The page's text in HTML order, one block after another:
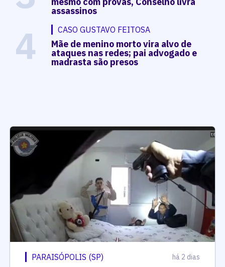
assassinos
4 CASO GUSTAVO FEITOSA
Mãe de menino morto vira alvo de
ataques nas redes; pai advogado e
madrasta são presos
PARAISÓPOLIS (SP) há 2 dias